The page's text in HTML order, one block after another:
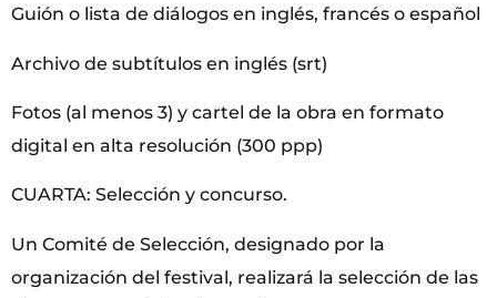
Guión o lista de diálogos en inglés, francés o español
Archivo de subtítulos en inglés (srt)
Fotos (al menos 3) y cartel de la obra en formato
digital en alta resolución (300 ppp)
CUARTA: Selección y concurso.
Un Comité de Selección, designado por la
organización del festival, realizará la selección de las